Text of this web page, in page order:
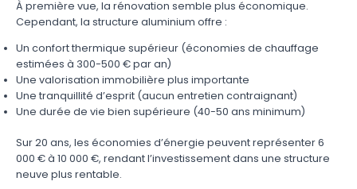
À première vue, la rénovation semble plus économique.
Cependant, la structure aluminium offre :
Un confort thermique supérieur (économies de chauffage
estimées à 300-500 € par an)
Une valorisation immobilière plus importante
Une tranquillité d’esprit (aucun entretien contraignant)
Une durée de vie bien supérieure (40-50 ans minimum)
Sur 20 ans, les économies d’énergie peuvent représenter 6
000 € à 10 000 €, rendant l’investissement dans une structure
neuve plus rentable.